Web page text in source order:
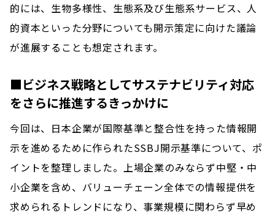
的には、生物多様性、生態系及び生態系サービス、人
的資本といった分野についても開示策定に向けた議論
が進展することも想定されます。
■ビジネス戦略としてサステナビリティ対応
をさらに推進するきっかけに
今回は、日本企業が国際基準と整合性を持った情報開
示を進めるために作られたSSBJ開示基準について、ポ
イントを整理しました。上場企業のみならず中堅・中
小企業を含め、バリューチェーン全体での情報提供を
求められるトレンドになり、事業規模に関わらず早め